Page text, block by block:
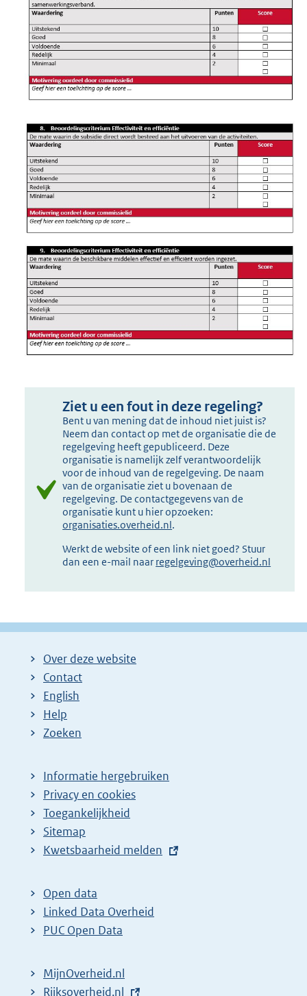
Ziet u een fout in deze regeling?
Bent u van mening dat de inhoud niet juist is?
Neem dan contact op met de organisatie die de
regelgeving heeft gepubliceerd. Deze
organisatie is namelijk zelf verantwoordelijk
voor de inhoud van de regelgeving. De naam
van de organisatie ziet u bovenaan de
regelgeving. De contactgegevens van de
organisatie kunt u hier opzoeken:
organisaties.overheid.nl.
Werkt de website of een link niet goed? Stuur
dan een e-mail naar regelgeving@overheid.nl
Over deze website
Contact
English
Help
Zoeken
Informatie hergebruiken
Privacy en cookies
Toegankelijkheid
Sitemap
E
t
e
r
l
Kwetsbaarheid melden
Open data
Linked Data Overheid
PUC Open Data
MijnOverheid.nl
E
Rijksoverheid.nl